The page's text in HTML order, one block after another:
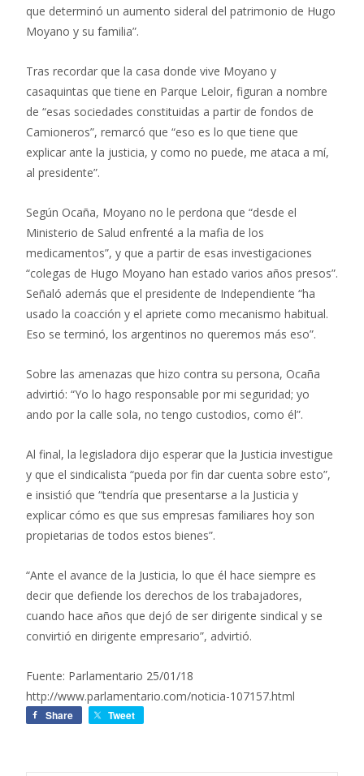
que determinó un aumento sideral del patrimonio de Hugo
Moyano y su familia”.
Tras recordar que la casa donde vive Moyano y
casaquintas que tiene en Parque Leloir, figuran a nombre
de “esas sociedades constituidas a partir de fondos de
Camioneros”, remarcó que “eso es lo que tiene que
explicar ante la justicia, y como no puede, me ataca a mí,
al presidente”.
Según Ocaña, Moyano no le perdona que “desde el
Ministerio de Salud enfrenté a la mafia de los
medicamentos”, y que a partir de esas investigaciones
“colegas de Hugo Moyano han estado varios años presos”.
Señaló además que el presidente de Independiente “ha
usado la coacción y el apriete como mecanismo habitual.
Eso se terminó, los argentinos no queremos más eso”.
Sobre las amenazas que hizo contra su persona, Ocaña
advirtió: “Yo lo hago responsable por mi seguridad; yo
ando por la calle sola, no tengo custodios, como él”.
Al final, la legisladora dijo esperar que la Justicia investigue
y que el sindicalista “pueda por fin dar cuenta sobre esto”,
e insistió que “tendría que presentarse a la Justicia y
explicar cómo es que sus empresas familiares hoy son
propietarias de todos estos bienes”.
“Ante el avance de la Justicia, lo que él hace siempre es
decir que defiende los derechos de los trabajadores,
cuando hace años que dejó de ser dirigente sindical y se
convirtió en dirigente empresario”, advirtió.
Fuente: Parlamentario 25/01/18
http://www.parlamentario.com/noticia-107157.html
Share Tweet